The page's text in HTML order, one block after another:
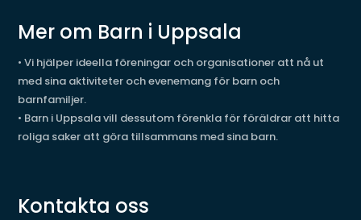
Mer om Barn i Uppsala
• Vi hjälper ideella föreningar och organisationer att nå ut
med sina aktiviteter och evenemang för barn och
barnfamiljer.
• Barn i Uppsala vill dessutom förenkla för föräldrar att hitta
roliga saker att göra tillsammans med sina barn.
Kontakta oss